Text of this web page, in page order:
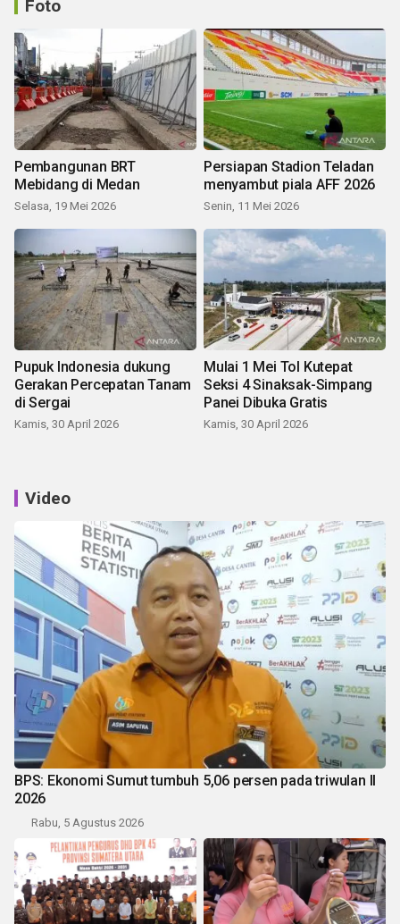
Foto
Pembangunan BRT
Mebidang di Medan
Selasa, 19 Mei 2026
Persiapan Stadion Teladan
menyambut piala AFF 2026
Senin, 11 Mei 2026
Pupuk Indonesia dukung
Gerakan Percepatan Tanam
di Sergai
Kamis, 30 April 2026
Mulai 1 Mei Tol Kutepat
Seksi 4 Sinaksak-Simpang
Panei Dibuka Gratis
Kamis, 30 April 2026
Video
BPS: Ekonomi Sumut tumbuh 5,06 persen pada triwulan II
2026
Rabu, 5 Agustus 2026